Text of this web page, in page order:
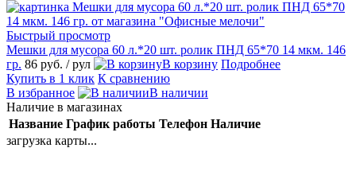
Быстрый просмотр
Мешки для мусора 60 л.*20 шт. ролик ПНД 65*70 14 мкм. 146
гр. 86 руб. / рул В корзину Подробнее
Купить в 1 клик К сравнению
В избранное
В наличии
Наличие в магазинах
Название График работы Телефон Наличие
загрузка карты...